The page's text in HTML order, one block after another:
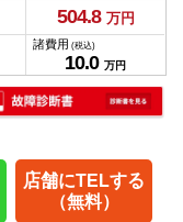
504.8 万円
諸費用 (税込)
10.0 万円
店舗にTELする
（無料）